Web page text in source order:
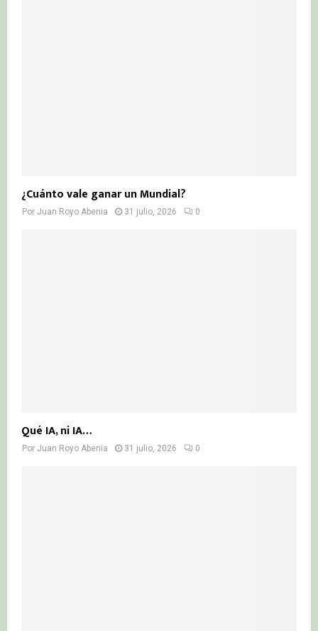
¿Cuánto vale ganar un Mundial?
Por Juan Royo Abenia 31 julio, 2026 0
Qué IA, ni IA…
Por Juan Royo Abenia 31 julio, 2026 0